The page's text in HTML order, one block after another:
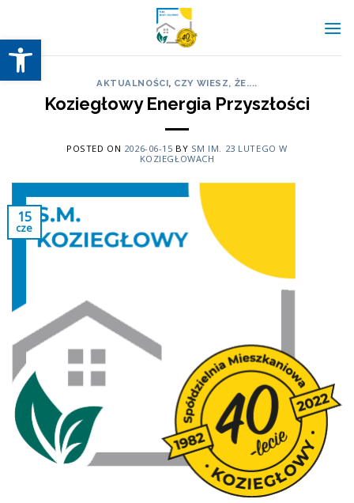
Otwórz pasek narzędzi
content
AKTUALNOŚCI, CZY WIESZ, ŻE....
Koziegłowy Energia Przyszłości
POSTED ON 2026-06-15 BY SM IM. 23 LUTEGO W
KOZIEGŁOWACH
15
cze